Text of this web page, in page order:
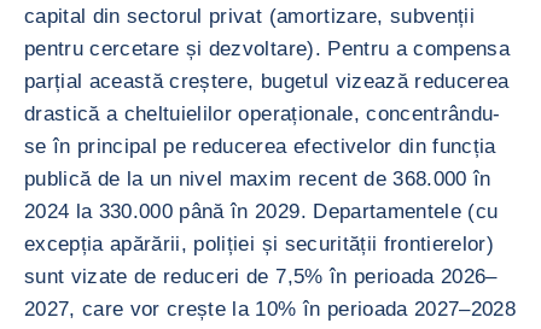
capital din sectorul privat (amortizare, subvenții
pentru cercetare și dezvoltare). Pentru a compensa
parțial această creștere, bugetul vizează reducerea
drastică a cheltuielilor operaționale, concentrându-
se în principal pe reducerea efectivelor din funcția
publică de la un nivel maxim recent de 368.000 în
2024 la 330.000 până în 2029. Departamentele (cu
excepția apărării, poliției și securității frontierelor)
sunt vizate de reduceri de 7,5% în perioada 2026–
2027, care vor crește la 10% în perioada 2027–2028